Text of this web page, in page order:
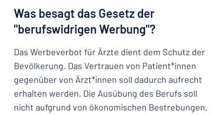
Was besagt das Gesetz der
"berufswidrigen Werbung"?
Das Werbeverbot für Ärzte dient dem Schutz der
Bevölkerung. Das Vertrauen von Patient*innen
gegenüber von Ärzt*innen soll dadurch aufrecht
erhalten werden. Die Ausübung des Berufs soll
nicht aufgrund von ökonomischen Bestrebungen,